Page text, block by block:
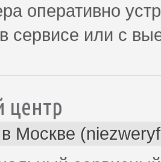
оперативно
сервисе или с
центр
Москве